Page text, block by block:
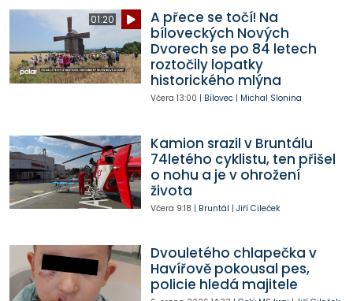
01:20
A přece se točí! Na
bíloveckých Nových
Dvorech se po 84 letech
roztočily lopatky
historického mlýna
Včera 13:00 | Bílovec| Michal Slonina
Kamion srazil v Bruntálu
74letého cyklistu, ten přišel
o nohu a je v ohrožení
života
Včera 9:18 | Bruntál | Jiří Cileček
Dvouletého chlapečka v
Havířově pokousal pes,
policie hledá majitele